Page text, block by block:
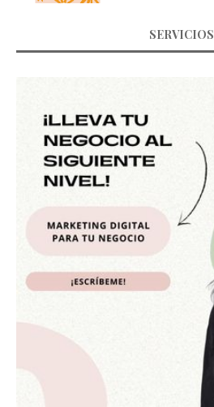
SERVICIOS